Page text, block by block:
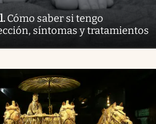
. Cómo saber si tengo
síntomas y tratamientos